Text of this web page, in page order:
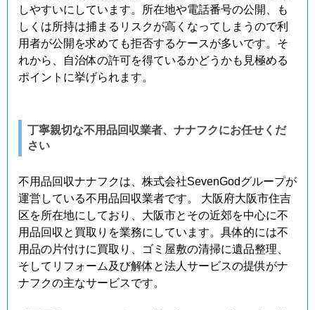
しやすいにしています。所在地や電話番号の公開、も
しくは所持は捕まるリスクが高くなってしまうので利
用者が公開を求めても拒否するケースが多いです。そ
れから、自治体の許可を得ているかどうかも見極める
ポイントに挙げられます。
丁寧親切な不用品回収業者、ナナフクにお任せくだ
さい
不用品回収ナナフクは、株式会社SevenGodグループが
運営している不用品回収業者です。 大阪府大阪市住吉
区を所在地にしており、大阪市とその近郊を中心に不
用品回収と買取りを業務にしています。具体的には不
用品の片付けに買取り、ゴミ屋敷の清掃に遺品整理、
そしてリフォーム及び解体と法人サービスの提供がナ
ナフクの主なサービスです。